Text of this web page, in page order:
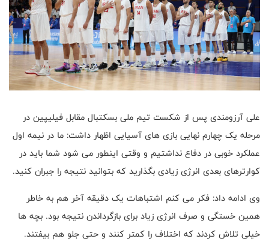
علی آرزومندی پس از شکست تیم ملی بسکتبال مقابل فیلیپین در
مرحله یک چهارم نهایی بازی های آسیایی اظهار داشت: ما در نیمه اول
عملکرد خوبی در دفاع نداشتیم و وقتی اینطور می شود شما باید در
کوارترهای بعدی انرژی زیادی بگذارید که بتوانید نتیجه را جبران کنید.
وی ادامه داد: فکر می کنم اشتباهات یک دقیقه آخر هم به خاطر
همین خستگی و صرف انرژی زیاد برای بازگرداندن نتیجه بود. بچه ها
خیلی تلاش کردند که اختلاف را کمتر کنند و حتی جلو هم بیفتند.